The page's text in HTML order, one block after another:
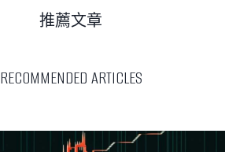
RECOMMENDED ARTICLES
推薦文章